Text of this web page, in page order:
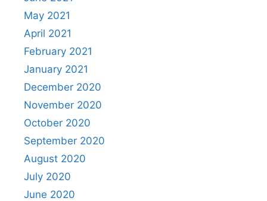
May 2021
April 2021
February 2021
January 2021
December 2020
November 2020
October 2020
September 2020
August 2020
July 2020
June 2020